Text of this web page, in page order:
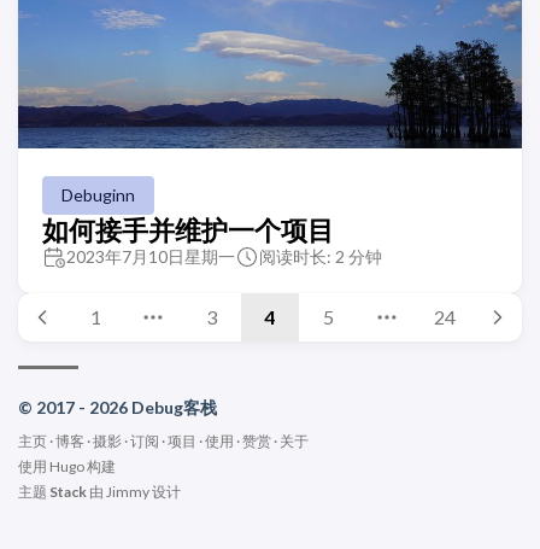
Debuginn
如何接手并维护一个项目
2023年7月10日星期一 阅读时长: 2 分钟
1 3 4 5 24
© 2017 - 2026 Debug客栈
主页 ·博客 ·摄影 ·订阅 ·项目 ·使用 ·赞赏 · 关于
使用 Hugo构建
主题 Stack 由 Jimmy设计